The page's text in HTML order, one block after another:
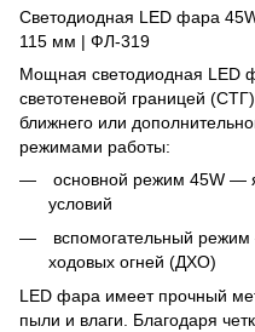
Светодиодная LED фара
115 мм | ФЛ-319
Мощная светодиодная LED
светотеневой границей
ближнего или
режимами работы:
основной режим 45W —
условий
вспомогательный режим
ходовых огней (ДХО)
LED фара имеет прочный
пыли и влаги. Благодаря